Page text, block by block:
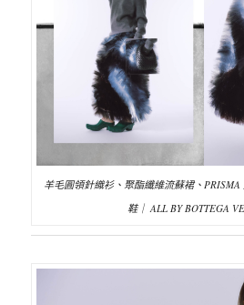
羊毛圓領針織衫、聚酯纖維流蘇裙、
鞋｜ ALL BY BOTTEGA